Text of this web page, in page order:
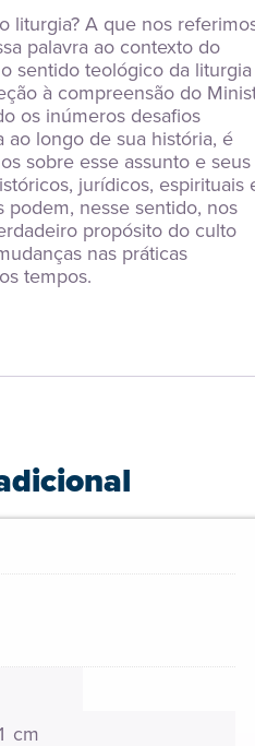
liturgia? A que nos
palavra ao contexto do
sentido teológico da
à compreensão do
os inúmeros desafios
ao longo de sua história, é
sobre esse assunto e seus
jurídicos, espirituais
podem, nesse sentido, nos
propósito do culto
nas práticas
tempos.
cm